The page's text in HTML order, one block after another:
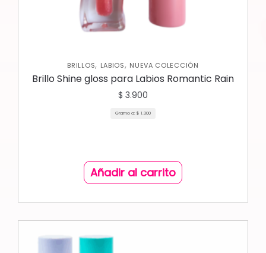
BRILLOS, LABIOS, NUEVA COLECCIÓN
Brillo Shine gloss para Labios Romantic Rain
$ 3.900
Gramo a: $ 1.300
Añadir al carrito